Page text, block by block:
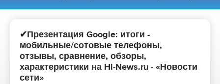
✔Презентация Google: итоги -
мобильные/сотовые телефоны,
отзывы, сравнение, обзоры,
характеристики на Hi-News.ru - «Новости
сети»